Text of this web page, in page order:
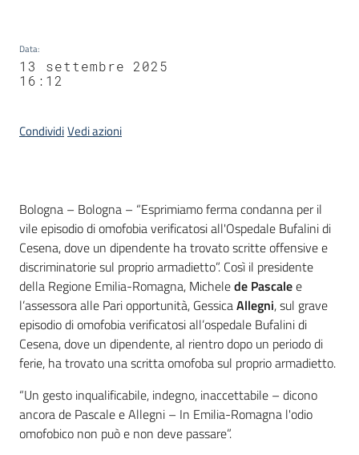
Data:
13 settembre 2025
16:12
CondividiVedi azioni
Contenuto
Bologna – Bologna – “Esprimiamo ferma condanna per il
vile episodio di omofobia verificatosi all'Ospedale Bufalini di
Cesena, dove un dipendente ha trovato scritte offensive e
discriminatorie sul proprio armadietto”. Così il presidente
della Regione Emilia-Romagna, Michelede Pascalee
l’assessora alle Pari opportunità, GessicaAllegni, sul grave
episodio di omofobia verificatosi all’ospedale Bufalini di
Cesena, dove un dipendente, al rientro dopo un periodo di
ferie, ha trovato una scritta omofoba sul proprio armadietto.
“Un gesto inqualificabile, indegno, inaccettabile – dicono
ancora de Pascale e Allegni – In Emilia-Romagna l'odio
omofobico non può e non deve passare”.